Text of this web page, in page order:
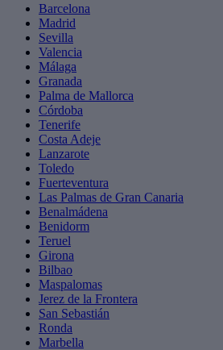
Barcelona
Madrid
Sevilla
Valencia
Málaga
Granada
Palma de Mallorca
Córdoba
Tenerife
Costa Adeje
Lanzarote
Toledo
Fuerteventura
Las Palmas de Gran Canaria
Benalmádena
Benidorm
Teruel
Girona
Bilbao
Maspalomas
Jerez de la Frontera
San Sebastián
Ronda
Marbella